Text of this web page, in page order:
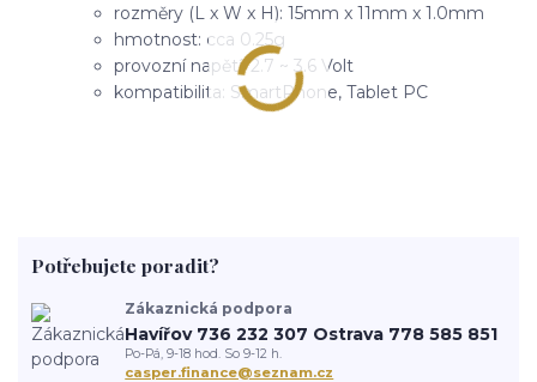
rozměry (L x W x H): 15mm x 11mm x 1.0mm
hmotnost: cca 0.25g
provozní napětí: 2.7 ~ 3.6 Volt
kompatibilita: SmartPhone, Tablet PC
Potřebujete poradit?
Zákaznická podpora
Havířov 736 232 307 Ostrava 778 585 851
Po-Pá, 9-18 hod. So 9-12 h.
casper.finance@seznam.cz